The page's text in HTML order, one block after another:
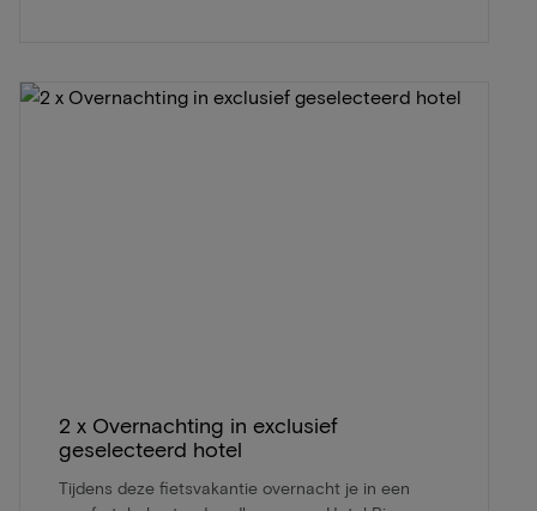
2 x Overnachting in exclusief
geselecteerd hotel
Tijdens deze fietsvakantie overnacht je in een